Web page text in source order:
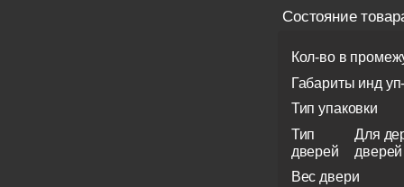
Состояние
Кол-во в
Габариты инд
Тип упаковки
Тип
дверей
Для
дверей
Вес двери